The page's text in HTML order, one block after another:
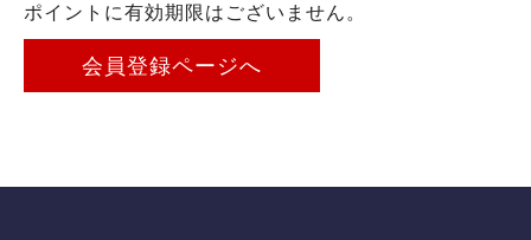
ポイントに有効期限はございません。
会員登録ページへ